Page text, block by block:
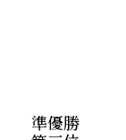
準優勝